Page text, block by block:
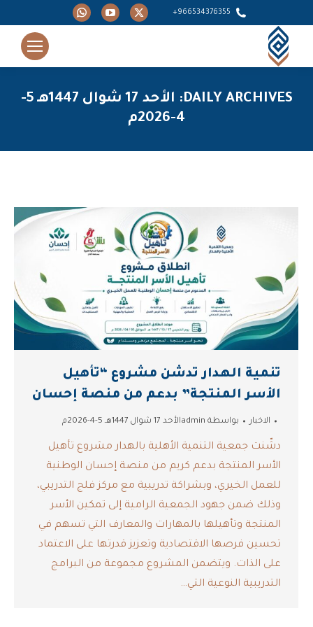
966534376355+
X
in
window
YouTube
in
window
Whatsapp
opens
in
window
DAILY ARCHIVES:
الأحد 17 شوال 1447هـ 5-
4-2026م
تنمية الهدار تدشن مشروع “تأهيل
الأسر المنتجة” بدعم من منصة إحسان
الاخبار بواسطة adminالأحد 17 شوال 1447هـ 5-4-2026م
دشّنت جمعية التنمية الأهلية بالهدار مشروع تأهيل
الأسر المنتجة بدعم كريم من منصة إحسان الوطنية
للعمل الخيري، وبشراكة تدريبية مع مركز فلج التدريبي،
وذلك ضمن جهود الجمعية الرامية إلى تمكين الأسر
المنتجة وتأهيلها بالمهارات والمعارف التي تسهم في
تحسين فرصها الاقتصادية وتعزيز قدرتها على الاعتماد
على الذات. ويتضمن المشروع مجموعة من البرامج
التدريبية النوعية التي…